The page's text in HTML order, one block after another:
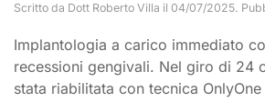
Scritto da Dott Roberto Villa il 04/07/2025.
Implantologia a carico immediato
recessioni gengivali. Nel giro di 24
stata riabilitata con tecnica